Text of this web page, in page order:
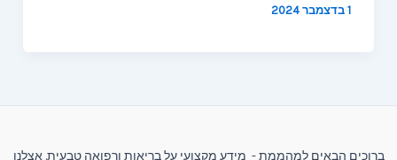
1 בדצמבר 2024
ברוכים הבאים למהממת - מידע מקצועי על בריאות ורפואה טבעית. אצלנו